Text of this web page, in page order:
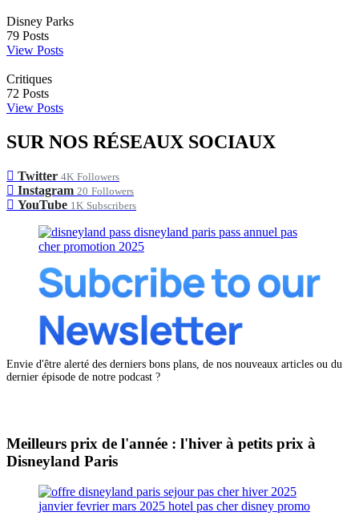
Disney Parks
79 Posts
View Posts
Critiques
72 Posts
View Posts
SUR NOS RÉSEAUX SOCIAUX
Twitter 4K Followers
Instagram 20 Followers
YouTube 1K Subscribers
Envie d'être alerté des derniers bons plans, de nos nouveaux articles ou du
dernier épisode de notre podcast ?
Meilleurs prix de l'année : l'hiver à petits prix à
Disneyland Paris